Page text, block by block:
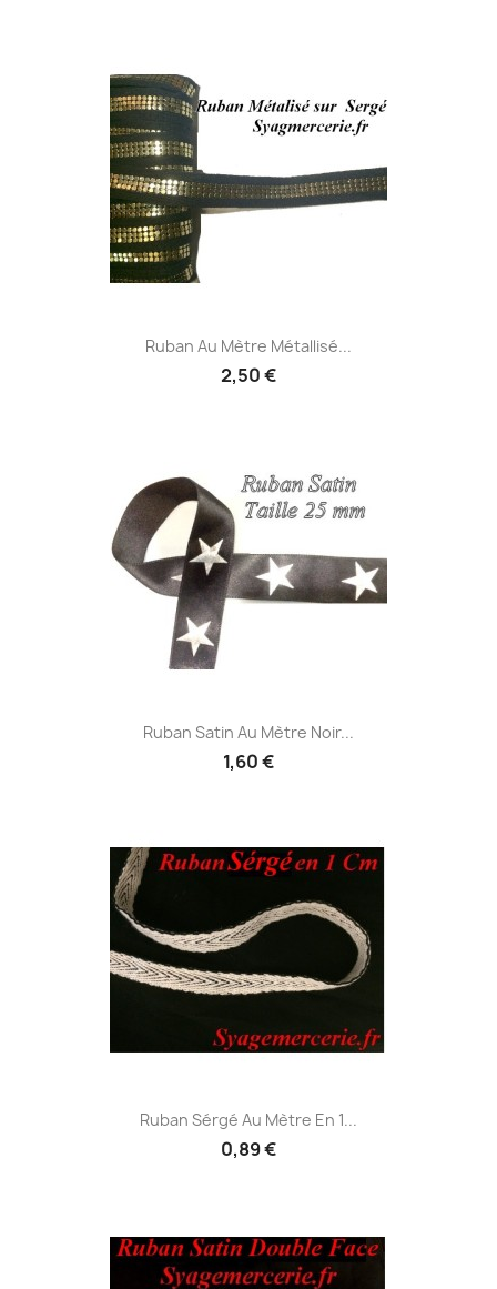
Ruban Au Mètre Métallisé...
2,50 €
Ruban Satin Au Mètre Noir...
1,60 €
Ruban Sérgé Au Mètre En 1...
0,89 €